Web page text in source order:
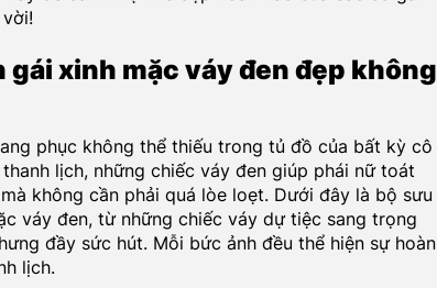
gái xinh mặc váy đen đẹp không
phục không thể thiếu trong tủ đồ của bất kỳ cô
lịch, những chiếc váy đen giúp phái nữ toát
không cần phải quá lòe loẹt. Dưới đây là bộ sưu
váy đen, từ những chiếc váy dự tiệc sang trọng
đầy sức hút. Mỗi bức ảnh đều thể hiện sự hoàn
lịch.